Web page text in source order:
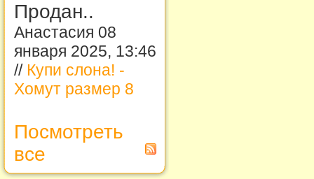
Продан..
Анастасия 08
января 2025, 13:46
// Купи слона! -
Хомут размер 8
Посмотреть
все